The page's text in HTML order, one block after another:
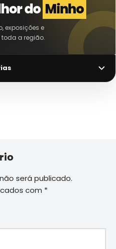
do Minho
exposições e
a região.
será publicado.
com *